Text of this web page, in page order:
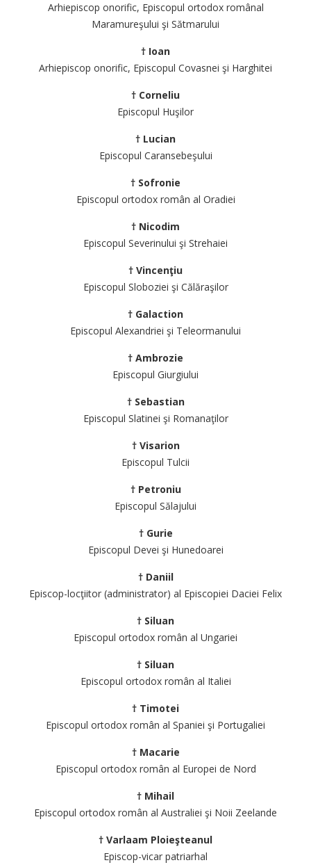
Arhiepiscop onorific, Episcopul ortodox românal
Maramureşului şi Sătmarului
† Ioan
Arhiepiscop onorific, Episcopul Covasnei şi Harghitei
† Corneliu
Episcopul Huşilor
† Lucian
Episcopul Caransebeşului
† Sofronie
Episcopul ortodox român al Oradiei
† Nicodim
Episcopul Severinului şi Strehaiei
† Vincenţiu
Episcopul Sloboziei şi Călăraşilor
† Galaction
Episcopul Alexandriei şi Teleormanului
† Ambrozie
Episcopul Giurgiului
† Sebastian
Episcopul Slatinei şi Romanaţilor
† Visarion
Episcopul Tulcii
† Petroniu
Episcopul Sălajului
† Gurie
Episcopul Devei şi Hunedoarei
† Daniil
Episcop-locţiitor (administrator) al Episcopiei Daciei Felix
† Siluan
Episcopul ortodox român al Ungariei
† Siluan
Episcopul ortodox român al Italiei
† Timotei
Episcopul ortodox român al Spaniei şi Portugaliei
† Macarie
Episcopul ortodox român al Europei de Nord
† Mihail
Episcopul ortodox român al Australiei şi Noii Zeelande
† Varlaam Ploieşteanul
Episcop-vicar patriarhal